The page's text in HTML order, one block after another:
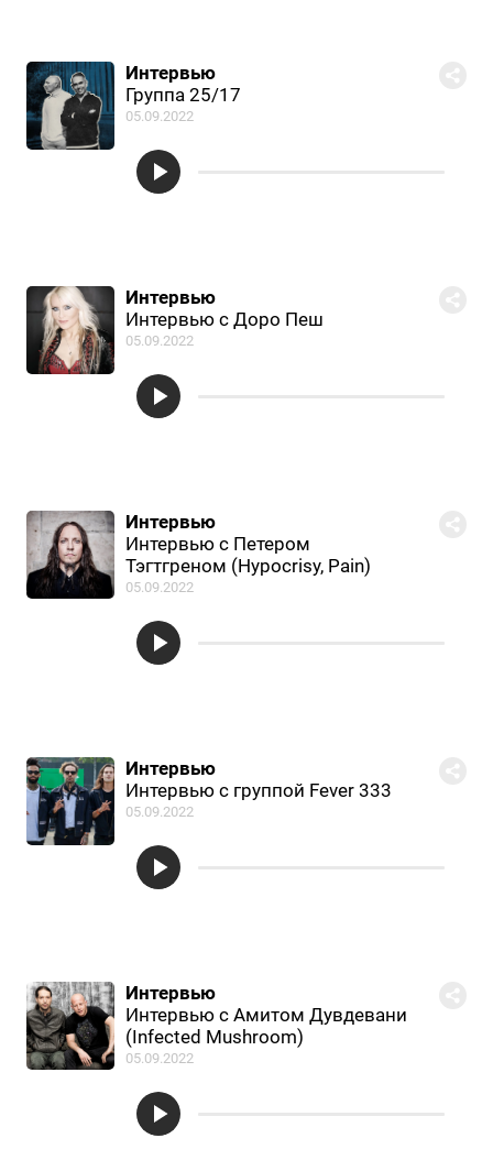
Интервью
Группа 25/17
05.09.2022
Интервью
Интервью с Доро Пеш
05.09.2022
Интервью
Интервью с Петером
Тэгтгреном (Hypocrisy, Pain)
05.09.2022
Интервью
Интервью с группой Fever 333
05.09.2022
Интервью
Интервью с Амитом Дувдевани
(Infected Mushroom)
05.09.2022